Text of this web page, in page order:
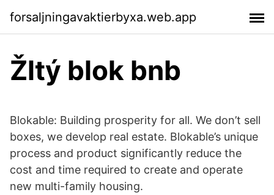
forsaljningavaktierbyxa.web.app
Žltý blok bnb
Blokable: Building prosperity for all. We don’t sell
boxes, we develop real estate. Blokable’s unique
process and product significantly reduce the
cost and time required to create and operate
new multi-family housing.